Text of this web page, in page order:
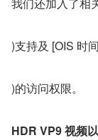
)支持及 [OIS 时
)的访问权限。
HDR VP9 视频